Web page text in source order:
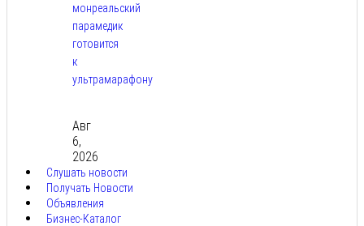
монреальский
парамедик
готовится
к
ультрамарафону
Авг
6,
2026
Слушать новости
Получать Новости
Объявления
Бизнес-Каталог